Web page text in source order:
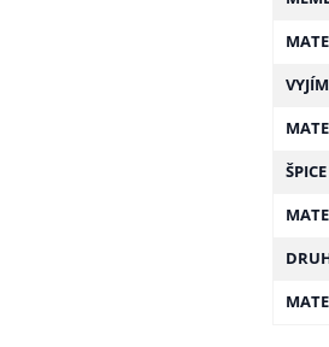
ŠPICE